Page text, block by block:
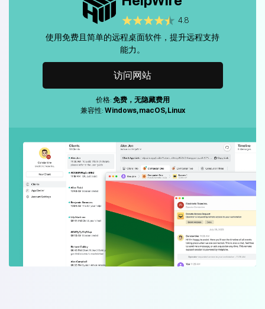
4.8
使用免费且简单的远程桌面软件，提升远程支持
能力。
访问网站
价格: 免费，无隐藏费用
兼容性: Windows, macOS, Linux